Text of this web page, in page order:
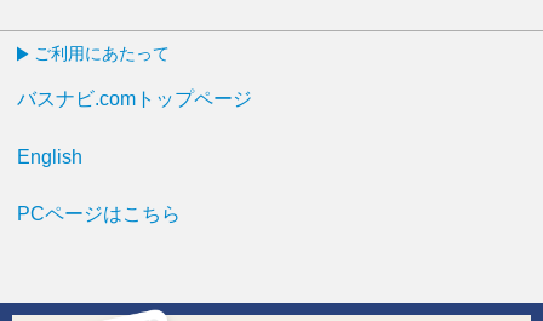
ご利用にあたって
バスナビ.comトップページ
English
PCページはこちら